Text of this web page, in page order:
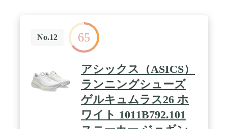
No.12 65
アシックス（ASICS）
ランニングシューズ
ゲルキュムラス26 ホ
ワイト 1011B792.101